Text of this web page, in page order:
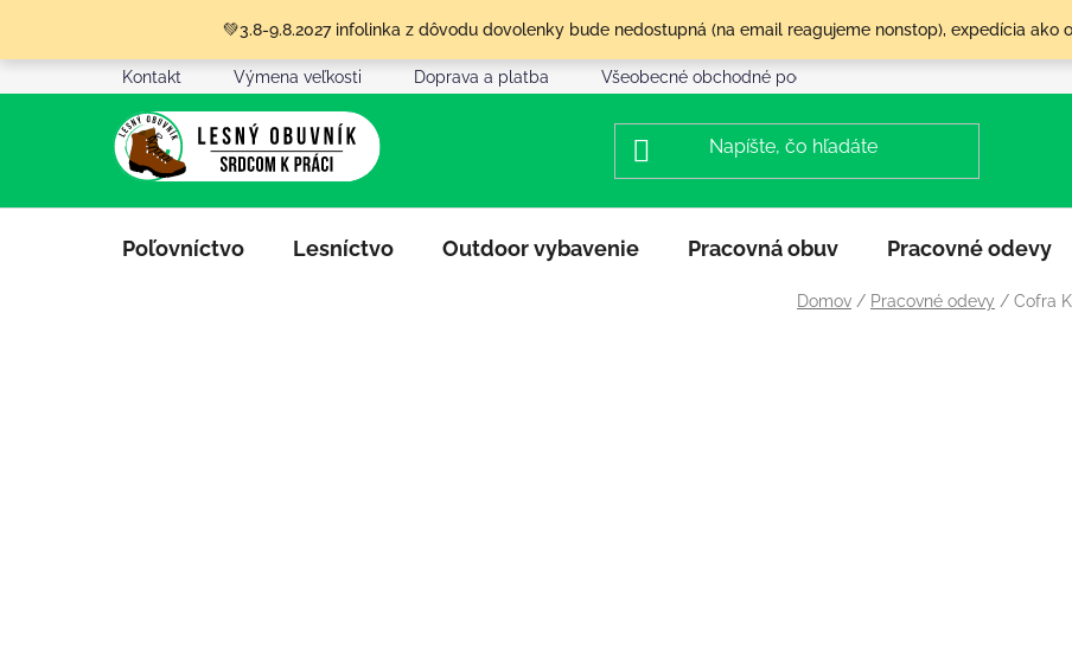
obsah
💚3.8-9.8.2027 infolinka z dôvodu dovolenky bude nedostupná (na email reagujeme nonstop), expedícia ako
Kontakt Výmena veľkosti Doprava a platba Všeobecné obchodné podmienky
Poľovníctvo Lesníctvo Outdoor vybavenie Pracovná obuv Pracovné odevy
Domov / Pracovné odevy / Cofra